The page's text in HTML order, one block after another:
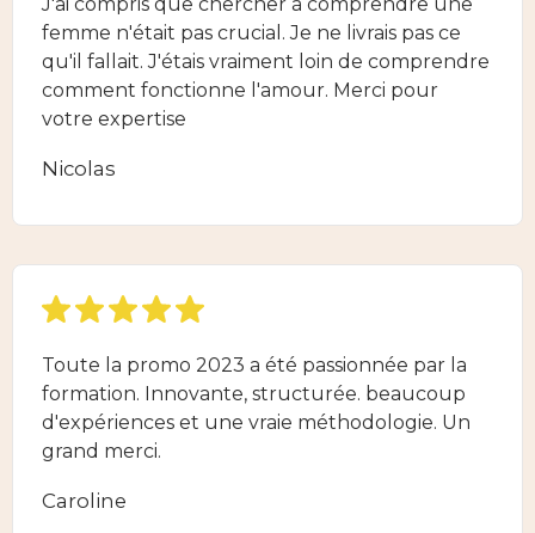
J'ai compris que chercher à comprendre une
femme n'était pas crucial. Je ne livrais pas ce
qu'il fallait. J'étais vraiment loin de comprendre
comment fonctionne l'amour. Merci pour
votre expertise
Nicolas
Toute la promo 2023 a été passionnée par la
formation. Innovante, structurée. beaucoup
d'expériences et une vraie méthodologie. Un
grand merci.
Caroline